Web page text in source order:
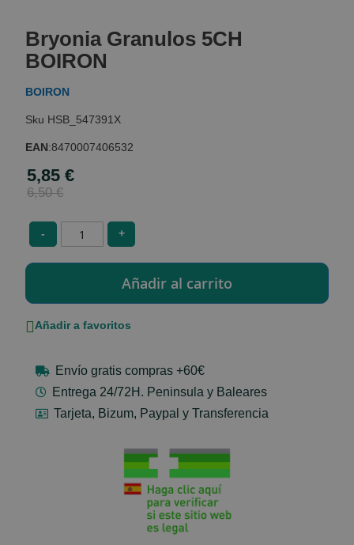
the
beginning
of
the
gallery
Bryonia Granulos 5CH
BOIRON
BOIRON
HSB_547391X
EAN:8470007406532
Special
Price
5,85 €
6,50 €
- +
Añadir a favoritos
Envío gratis compras +60€
Entrega 24/72H. Peninsula y Baleares
Tarjeta, Bizum, Paypal y Transferencia